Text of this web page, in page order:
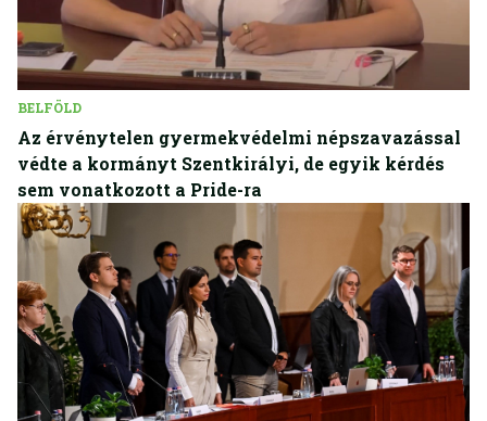
BELFÖLD
Az érvénytelen gyermekvédelmi népszavazással
védte a kormányt Szentkirályi, de egyik kérdés
sem vonatkozott a Pride-ra